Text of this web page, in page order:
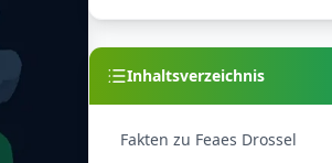
Inhaltsverzeichnis
Fakten zu Feaes Drossel